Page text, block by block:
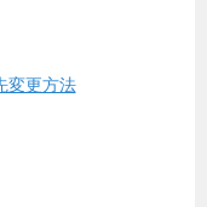
変更方法